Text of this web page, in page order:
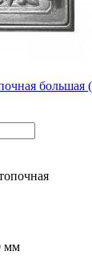
большая
мм